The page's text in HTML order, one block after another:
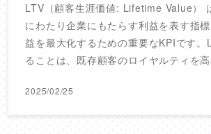
LTV（顧客生涯価値: Lifetime Value）
にわたり企業にもたらす利益を表す指
益を最大化するための重要なKPIです。
ることは、既存顧客のロイヤルティを
2025/02/25